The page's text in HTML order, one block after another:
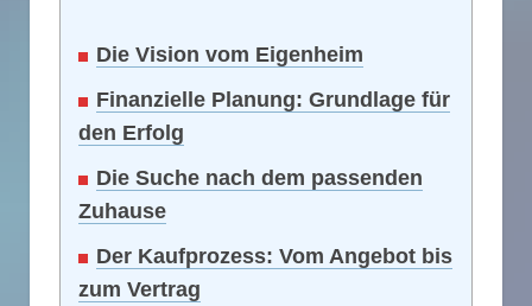
Die Vision vom Eigenheim
Finanzielle Planung: Grundlage für
den Erfolg
Die Suche nach dem passenden
Zuhause
Der Kaufprozess: Vom Angebot bis
zum Vertrag